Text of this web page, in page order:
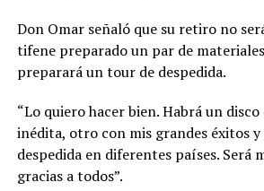
Don Omar señaló que su retiro no
tifene preparado un par de
preparará un tour de despedida.
“Lo quiero hacer bien. Habrá un
inédita, otro con mis grandes éxitos y
despedida en diferentes países. Será
gracias a todos”.